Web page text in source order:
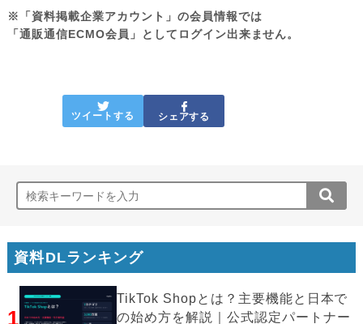
※「資料掲載企業アカウント」の会員情報では
「通販通信ECMO会員」としてログイン出来ません。
ツイートする シェアする
資料DLランキング
1
TikTok Shopとは？主要機能と日本で
の始め方を解説｜公式認定パートナー